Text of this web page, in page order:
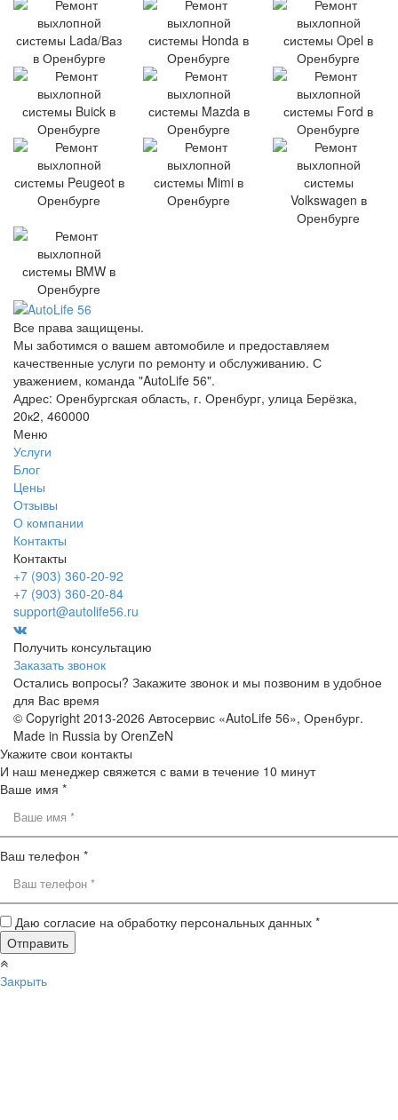
Все права защищены.
Мы заботимся о вашем автомобиле и предоставляем
качественные услуги по ремонту и обслуживанию. С
уважением, команда "AutoLife 56".
Адрес: Оренбургская область, г. Оренбург, улица Берёзка,
20к2, 460000
Меню
Услуги
Блог
Цены
Отзывы
О компании
Контакты
Контакты
+7 (903) 360-20-92
+7 (903) 360-20-84
support@autolife56.ru
Получить консультацию
Заказать звонок
Остались вопросы? Закажите звонок и мы позвоним в удобное
для Вас время
© Copyright 2013-2026 Автосервис «AutoLife 56», Оренбург.
Made in Russia by OrenZeN
Укажите свои контакты
И наш менеджер свяжется с вами в течение 10 минут
Ваше имя *
Ваш телефон *
Даю согласие на обработку персональных данных *
Закрыть